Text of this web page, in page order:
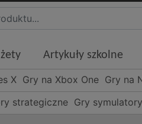
Artykuły szkolne
X Gry na Xbox One Gry na
strategiczne Gry symulatory